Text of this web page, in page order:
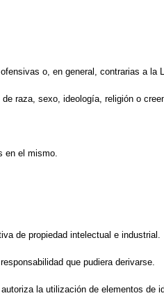
o, en general, contrarias a la
raza, sexo, ideología, religión o
en el mismo.
de propiedad intelectual e industrial.
que pudiera derivarse.
la utilización de elementos de